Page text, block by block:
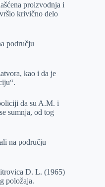
proizvodnja i
krivično delo
području
kao i da je
da su A.M. i
sumnja, od tog
na području
D. L. (1965)
položaja.